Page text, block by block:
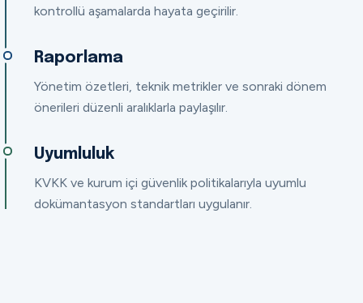
kontrollü aşamalarda hayata geçirilir.
Raporlama
Yönetim özetleri, teknik metrikler ve sonraki dönem
önerileri düzenli aralıklarla paylaşılır.
Uyumluluk
KVKK ve kurum içi güvenlik politikalarıyla uyumlu
dokümantasyon standartları uygulanır.